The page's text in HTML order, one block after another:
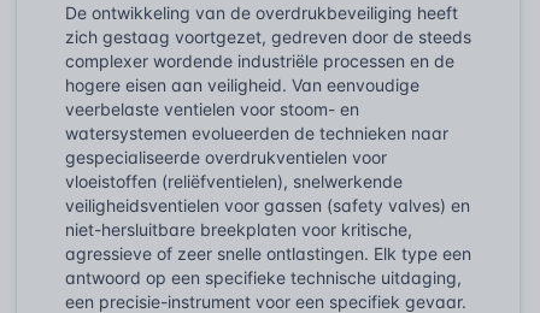
De ontwikkeling van de overdrukbeveiliging heeft
zich gestaag voortgezet, gedreven door de steeds
complexer wordende industriële processen en de
hogere eisen aan veiligheid. Van eenvoudige
veerbelaste ventielen voor stoom- en
watersystemen evolueerden de technieken naar
gespecialiseerde overdrukventielen voor
vloeistoffen (reliëfventielen), snelwerkende
veiligheidsventielen voor gassen (safety valves) en
niet-hersluitbare breekplaten voor kritische,
agressieve of zeer snelle ontlastingen. Elk type een
antwoord op een specifieke technische uitdaging,
een precisie-instrument voor een specifiek gevaar.